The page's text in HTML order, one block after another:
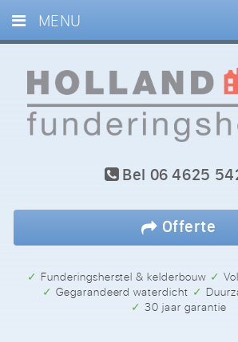
Bel 06 4625
Offerte
✓ Funderingsherstel & kelderbouw
✓
✓ Gegarandeerd waterdicht
✓
✓ 30 jaar garantie
MENU
DIENSTEN
PROJECTEN